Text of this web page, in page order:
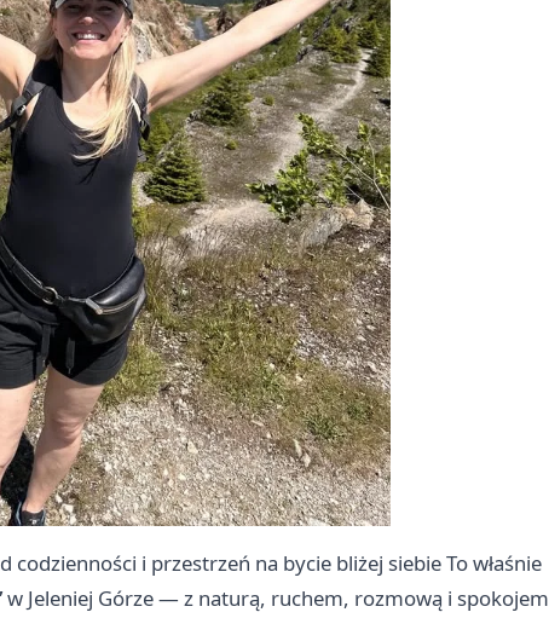
i przestrzeń na bycie bliżej siebie To właśnie
w Jeleniej Górze — z naturą, ruchem, rozmową i spokojem